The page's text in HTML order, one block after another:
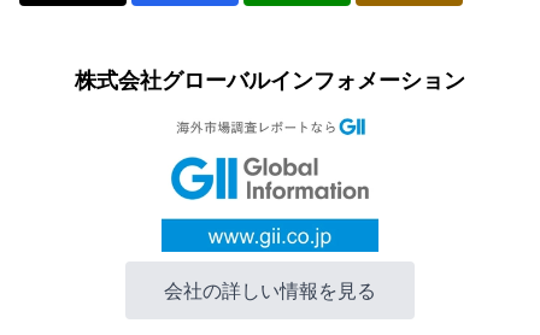
株式会社グローバルインフォメーション
会社の詳しい情報を見る